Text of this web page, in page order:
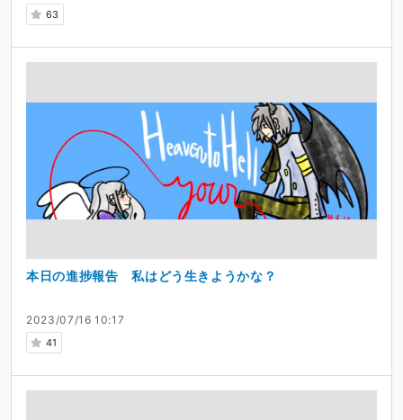
63
2023/07/16 10:17
41
本日の進捗報告 私はどう生きようかな？